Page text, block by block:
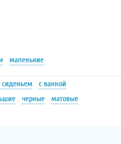
маленькие
сиденьем
с ванной
черные
матовые